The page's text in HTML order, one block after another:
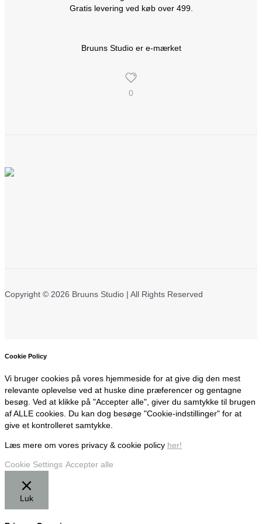
Gratis levering ved køb over 499.
Bruuns Studio er e-mærket
0
Copyright © 2026 Bruuns Studio | All Rights Reserved
Cookie Policy
Vi bruger cookies på vores hjemmeside for at give dig den mest
relevante oplevelse ved at huske dine præferencer og gentagne
besøg. Ved at klikke på "Accepter alle", giver du samtykke til brugen
af ALLE cookies. Du kan dog besøge "Cookie-indstillinger" for at
give et kontrolleret samtykke.
Læs mere om vores privacy & cookie policy her!
Cookie Settings Accepter alle
Luk